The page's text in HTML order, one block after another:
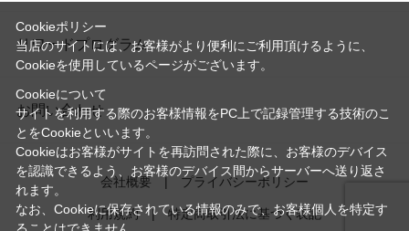
リワードプログラム
お問い合わせ
会社概要 プライバシーポリシー
利用規約 特定商取引法に基づく表記
Cookieポリシー
当店のサイトには、お客様がより便利にご利用頂けるように、
Cookieを使用しているページがございます。
Cookieについて
サイトを利用する際のお客様情報をPC上で記録管理する技術のこ
とをCookieといいます。
Cookieはお客様がサイトを再訪問された際に、お客様のデバイス
を認識できるよう、お客様のデバイス間からサーバーへ送り返さ
れます。
なお、Cookieに保存されている情報のみで、お客様個人を特定す